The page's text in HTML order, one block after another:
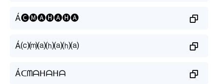
Á🅒🅜🅐🅗🅐🅗🅐
Á⒞⒨⒜⒣⒜⒣⒜
Áᑕᗰᗩᕼᗩᕼᗩ